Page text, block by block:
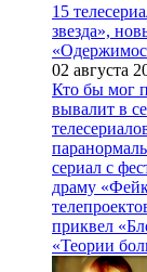
15
звезда»,
02 августа
Кто бы мог
вывалит в
сериал с
драму
приквел
«Теории